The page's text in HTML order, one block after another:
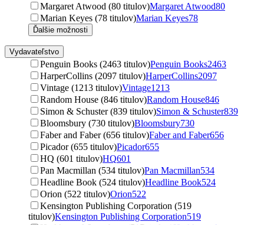
Margaret Atwood (80 titulov)Margaret Atwood80
Marian Keyes (78 titulov)Marian Keyes78
Ďalšie možnosti
Vydavateľstvo
Penguin Books (2463 titulov)Penguin Books2463
HarperCollins (2097 titulov)HarperCollins2097
Vintage (1213 titulov)Vintage1213
Random House (846 titulov)Random House846
Simon & Schuster (839 titulov)Simon & Schuster839
Bloomsbury (730 titulov)Bloomsbury730
Faber and Faber (656 titulov)Faber and Faber656
Picador (655 titulov)Picador655
HQ (601 titulov)HQ601
Pan Macmillan (534 titulov)Pan Macmillan534
Headline Book (524 titulov)Headline Book524
Orion (522 titulov)Orion522
Kensington Publishing Corporation (519
titulov)Kensington Publishing Corporation519